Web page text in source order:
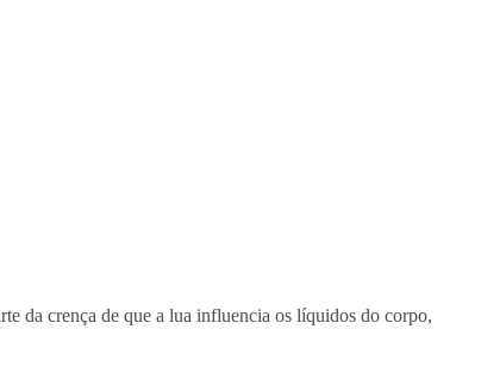
da crença de que a lua influencia os líquidos do corpo,